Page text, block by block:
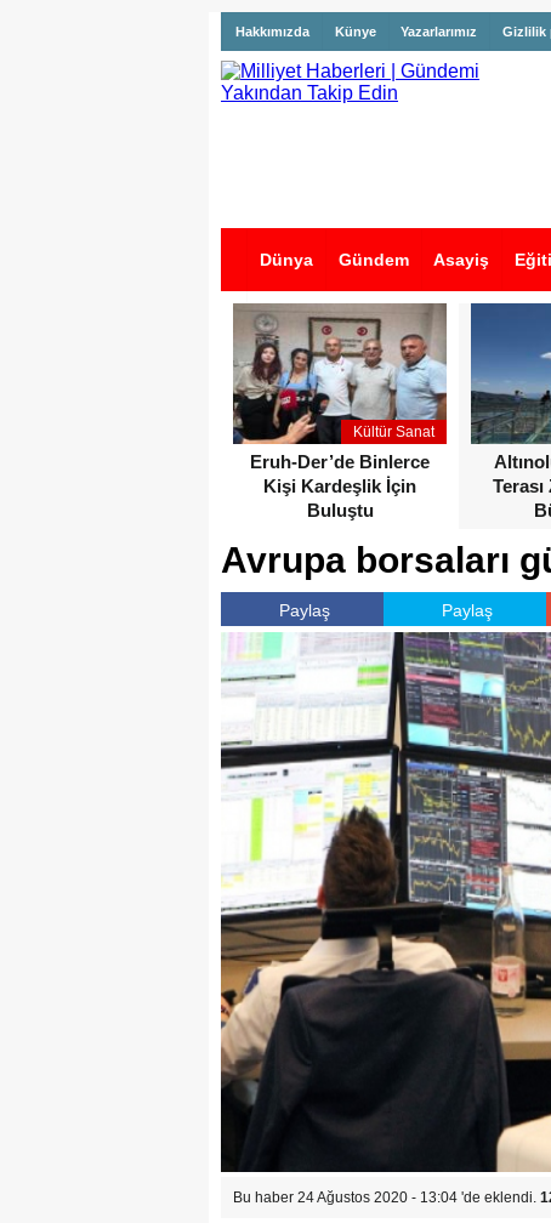
Hakkımızda Künye Yazarlarımız Gizlilik
Dünya Gündem Asayiş
İş İlanları
Kültür Sanat
Eruh-Der’de Binlerce
Kişi Kardeşlik İçin
Buluştu
Avrupa borsaları
Paylaş Paylaş
Bu haber 24 Ağustos 2020 - 13:04 'de eklendi.